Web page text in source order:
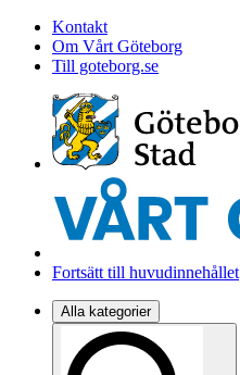
Kontakt
Om Vårt Göteborg
Till goteborg.se
Fortsätt till huvudinnehållet
Alla kategorier